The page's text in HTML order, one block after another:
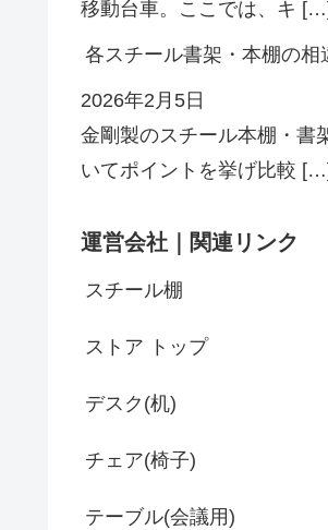
移動台車。ここでは、キ
各スチール書架・本棚の相
2026年2月5日
金剛製のスチール本棚・書
いてポイントを挙げ比較
運営会社｜関連リンク
スチール棚
ストア トップ
デスク(机)
チェア(椅子)
テーブル(会議用)